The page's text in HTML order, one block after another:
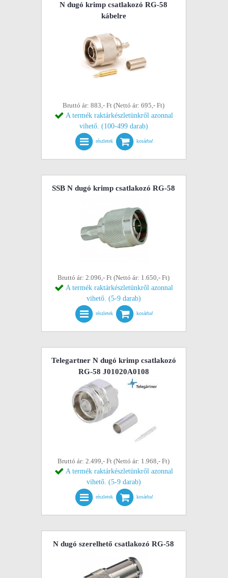
N dugó krimp csatlakozó RG-58
kábelre
Bruttó ár: 883,- Ft (Nettó ár: 695,- Ft)
A termék raktárkészletünkről azonnal
vihető. (100-499 darab)
részletek kosárba!
SSB N dugó krimp csatlakozó RG-58
Bruttó ár: 2.096,- Ft (Nettó ár: 1.650,- Ft)
A termék raktárkészletünkről azonnal
vihető. (5-9 darab)
részletek kosárba!
Telegartner N dugó krimp csatlakozó
RG-58 J01020A0108
Bruttó ár: 2.499,- Ft (Nettó ár: 1.968,- Ft)
A termék raktárkészletünkről azonnal
vihető. (5-9 darab)
részletek kosárba!
N dugó szerelhető csatlakozó RG-58